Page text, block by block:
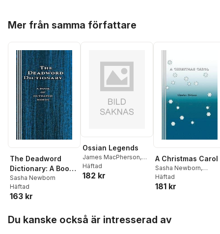
Mer från samma författare
The Deadword
Dictionary: A Book
of Outdated Words
Sasha Newborn
Häftad
163 kr
Ossian Legends
James MacPherson,
Sasha Newborn
Häftad
182 kr
A Christmas Carol
Sasha Newborn,
Charles Dickens
Häftad
181 kr
Du kanske också är intresserad av